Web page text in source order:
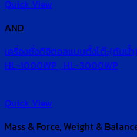
Quick View
AND
เครื่องชั่งดิจิตอลแบบตั้งโต๊ะ(กันน้
HL-1000WP , HL-3000WP
Quick View
Mass & Force, Weight &